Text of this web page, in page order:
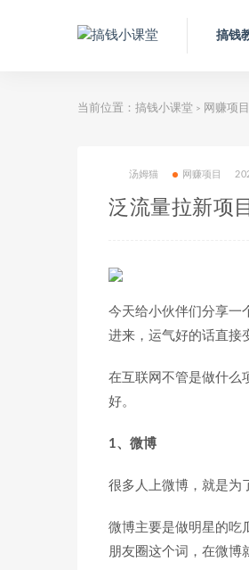
搞钱
当前位置： 搞钱小课堂 > 网赚项目
汤姆猫 网赚项目
泛流量拉新项
今天给小伙伴们分享一
进来，运气好的话直接
在互联网不管是做什么
好。
1、微博
很多人上微博，就是为
微博主要是做明星的吃
朋友圈这个词，在微博